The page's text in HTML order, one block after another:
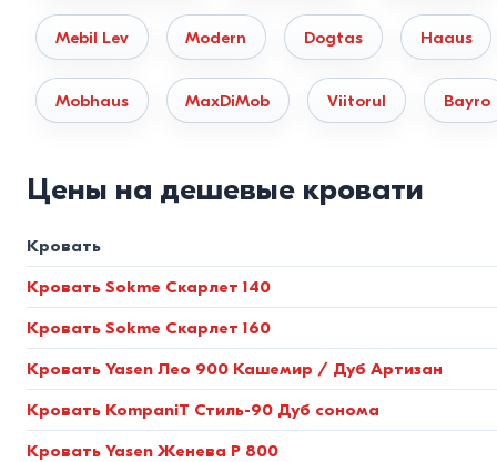
Металлические модели.
Изготавливаются на базе
краской, выдерживает эксплуатационную нагрузку до
Мягкие (интерьерные) кровати.Конструкция на базе
и боковин используются мебельный велюр, шенилл и
Стандарты размеров и нормы
(см)
(см)
90×200(Односпальная) около 98×208
140×200 (Полуторная)
Mebil Lev Modern Dogtas Haaus
Mobhaus MaxDiMob Viitorul Bayro
Цены на дешевые кровати
Кровать
Кровать Sokme Скарлет 140
Кровать Sokme Скарлет 160
Кровать Yasen Лео 900 Кашемир / Дуб Артизан
Кровать KompaniT Стиль-90 Дуб сонома
Кровать Yasen Женева P 800